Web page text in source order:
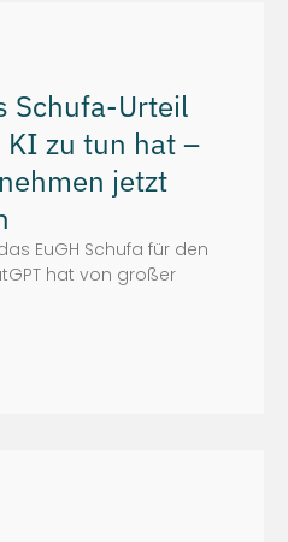
Schufa-Urteil
KI zu tun hat –
jetzt
EuGH Schufa für den
hat von großer